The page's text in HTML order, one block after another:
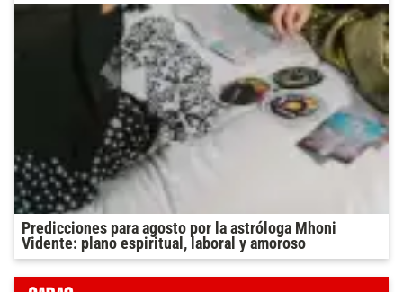
Predicciones para agosto por la astróloga Mhoni
Vidente: plano espiritual, laboral y amoroso